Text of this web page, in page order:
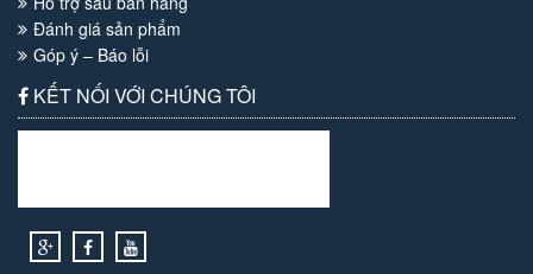
Đánh giá sản phẩm
Góp ý – Báo lỗi
KẾT NỐI VỚI CHÚNG TÔI